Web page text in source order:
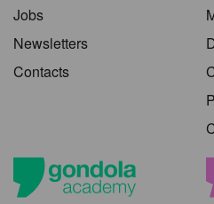
Jobs
Newsletters
Contacts